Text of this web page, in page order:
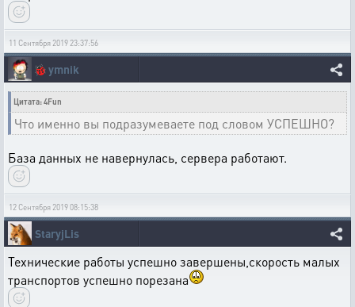
11 Сентября 2019 23:37:56
🐞 ymnik
Цитата: 4Fun
Что именно вы подразумеваете под словом УСПЕШНО?
База данных не навернулась, сервера работают.
12 Сентября 2019 08:15:38
StaryjLis
Технические работы успешно завершены,скорость малых
транспортов успешно порезана